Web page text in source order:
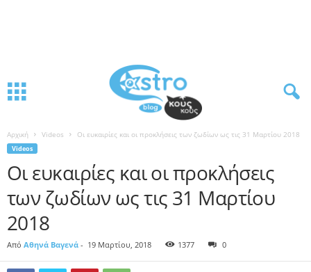
Αρχική Videos Οι ευκαιρίες και οι προκλήσεις των ζωδίων ως τις 31 Μαρτίου 2018
Videos
Οι ευκαιρίες και οι προκλήσεις
των ζωδίων ως τις 31 Μαρτίου
2018
Από Αθηνά Βαγενά - 19 Μαρτίου, 2018 1377 0